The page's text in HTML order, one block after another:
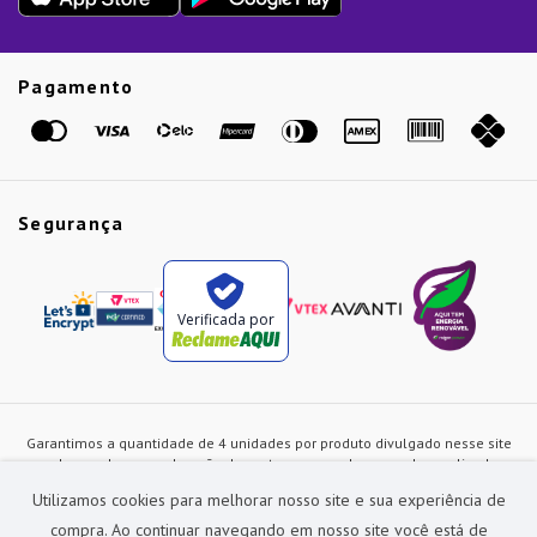
Utilizamos cookies para melhorar nosso site e sua experiência de
compra. Ao continuar navegando em nosso site você está de
Pagamento
Segurança
Verificada por
Garantimos a quantidade de 4 unidades por produto divulgado nesse site
ou de acordo com a duração dos estoques, sendo as vendas realizadas
alterados a qualquer instante sem prévia comunicação e são exclusivos
para a loja virtual, não restando nenhuma obrigação de prática similar nas